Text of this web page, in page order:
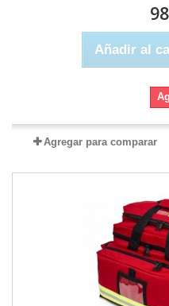
Añadir al
Agregar para comparar